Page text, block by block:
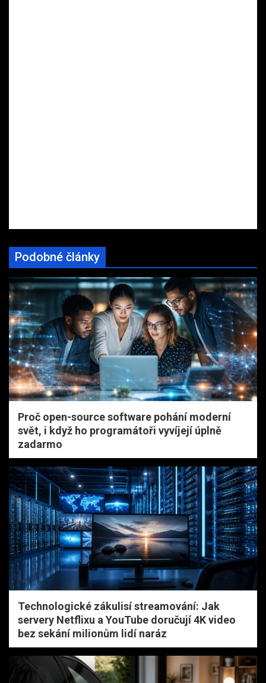
Podobné články
Proč open-source software pohání moderní
svět, i když ho programátoři vyvíjejí úplně
zadarmo
Technologické zákulisí streamování: Jak
servery Netflixu a YouTube doručují 4K video
bez sekání milionům lidí naráz